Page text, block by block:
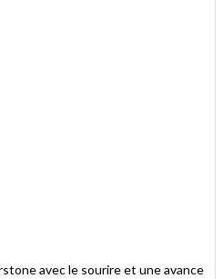
avec le sourire et une avance